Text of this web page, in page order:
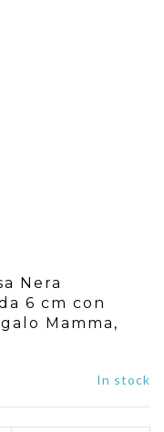
Nera
6 cm con
Mamma,
In stock